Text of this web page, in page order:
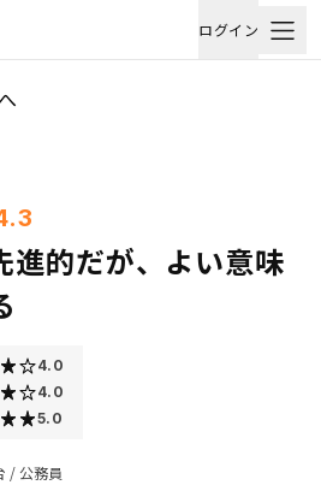
ログイン
進的だが、よい意味
4.0
4.0
5.0
/公務員